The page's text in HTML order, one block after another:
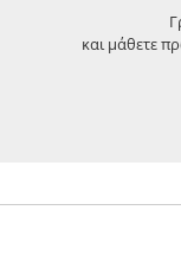
και μάθετε